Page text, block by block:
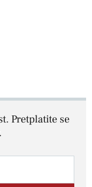
Pretplatite se